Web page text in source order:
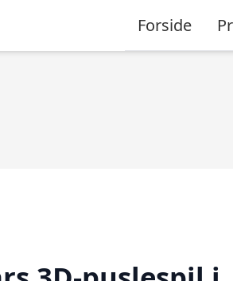
Forside